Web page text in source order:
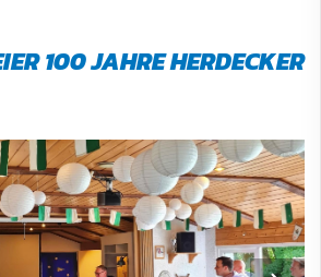
100 JAHRE HERDECKER